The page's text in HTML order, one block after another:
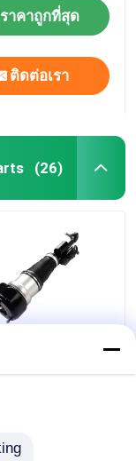
ราคาถูกที่สุด
ติดต่อเรา
(26)
ทก